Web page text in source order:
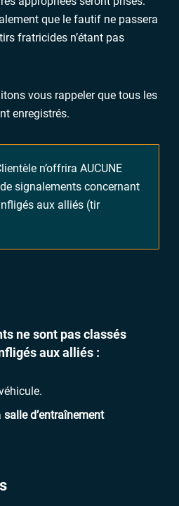
que le fautif ne passera
fratricides n’étant pas
vous rappeler que tous les
enregistrés.
n’offrira AUCUNE
signalements concernant
aux alliés (tir
ne sont pas classés
aux alliés :
salle d’entraînement